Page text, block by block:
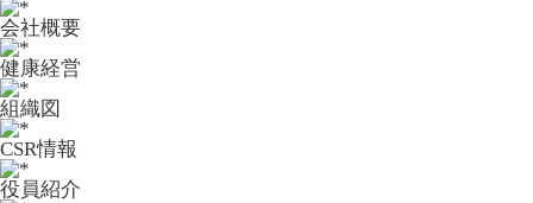
会社概要
健康経営
組織図
CSR情報
役員紹介